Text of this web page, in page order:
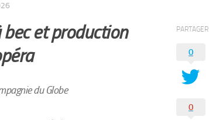
et production
du Globe
PARTAGER
0
0